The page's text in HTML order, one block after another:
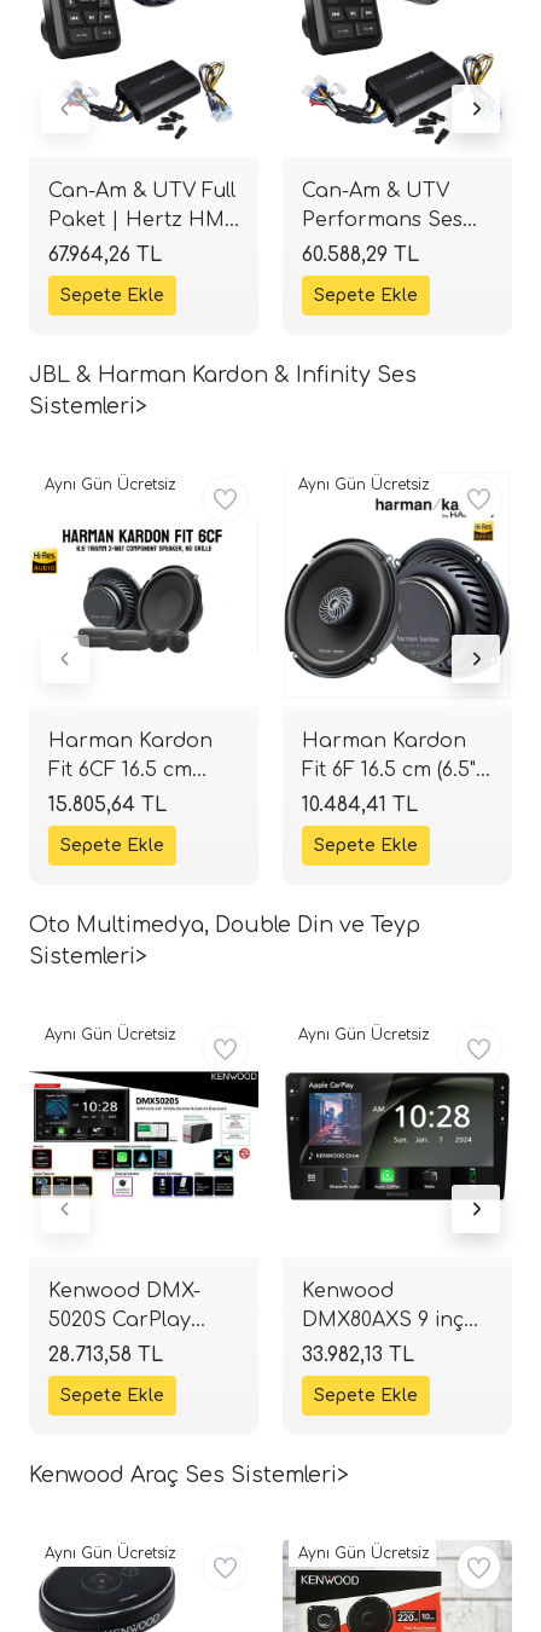
Can-Am & UTV Full
Paket | Hertz HMR
BT + HMX 6.5 LD-S
+ SP 4.500 |
SPLHIFI
67.964,26 TL
Can-Am & UTV
Performans Ses
Paketi | Hertz
HMR BT + SX 165
NEO + SP 4.500 |
60.588,29 TL
JBL & Harman Kardon & Infinity Ses
Sistemleri>
Harman Kardon
Fit 6CF 16.5 cm
Komponent
Hoparlör Seti |
SPLHIFI
15.805,64 TL
Aynı Gün Ücretsiz
Harman Kardon
Fit 6F 16.5 cm (6.5")
Full Range
Hoparlör Seti |
SPLHIFI
10.484,41 TL
Aynı Gün Ücretsiz
Oto Multimedya, Double Din ve Teyp
Sistemleri>
Kenwood DMX-
5020S CarPlay
Android Auto
Double DIN |
SPLHIFI
28.713,58 TL
Aynı Gün Ücretsiz
Kenwood
DMX80AXS 9 inç
Kablosuz CarPlay
& Android Auto
Multimedya |
33.982,13 TL
Aynı Gün Ücretsiz
Kenwood Araç Ses Sistemleri>
Aynı Gün Ücretsiz Aynı Gün Ücretsiz